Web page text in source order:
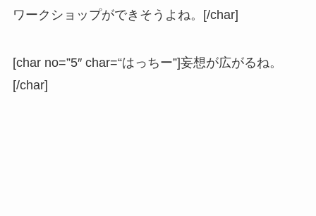
ワークショップができそうよね。[/char]
[char no=”5″ char=“はっちー”]妄想が広がるね。
[/char]